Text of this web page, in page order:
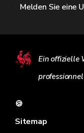
Melden Sie eine
Ein offizielle
🍪
Sitemap